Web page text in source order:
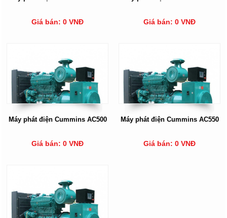
Giá bán: 0 VNĐ Giá bán: 0 VNĐ
Máy phát điện Cummins AC500
Giá bán: 0 VNĐ
Máy phát điện Cummins AC550
Giá bán: 0 VNĐ